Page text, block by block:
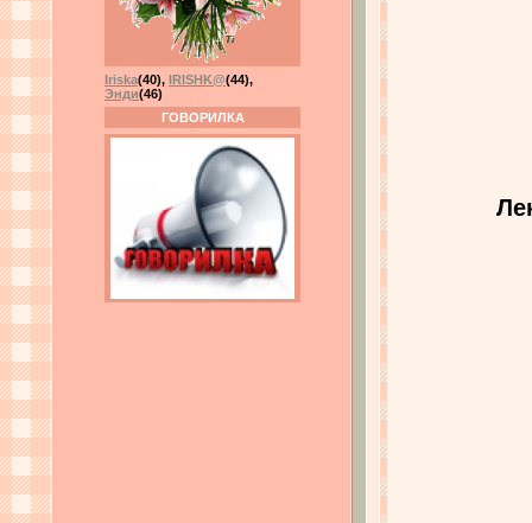
Iriska(40), IRISHK@(44),
Энди(46)
ГОВОРИЛКА